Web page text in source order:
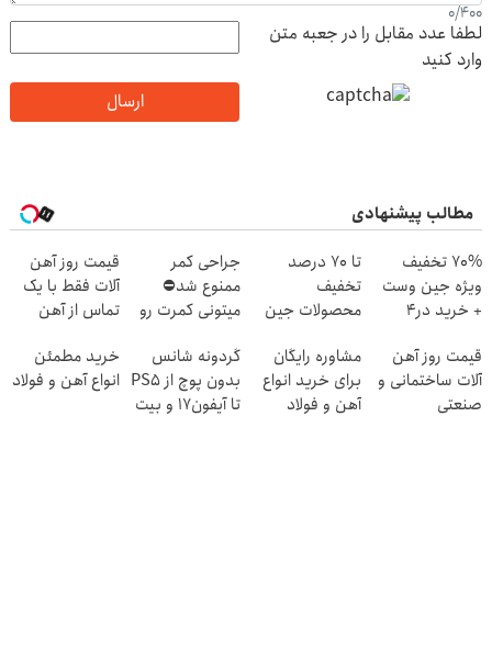
0/400
لطفا عدد مقابل را در جعبه متن
وارد کنید
ارسال
مطالب پیشنهادی
70% تخفیف
ویژه جین وست
+ خرید در4
تا 70 درصد
تخفیف
محصولات جین
4 قسط
جراحی کمر
ممنوع شد⛔
میتونی کمرت رو
کنی! 👈🏻
پرسش‌نامه
قیمت روز آهن
آلات فقط با یک
تماس از آهن
قیمت روز آهن
آلات ساختمانی و
صنعتی
مشاوره رایگان
برای خرید انواع
آهن و فولاد
گردونه شانس
بدون پوچ از PS5
تا آیفون17 و بیت
خرید مطمئن
انواع آهن و فولاد